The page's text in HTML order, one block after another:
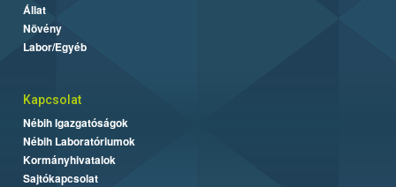
Állat
Növény
Labor/Egyéb
Kapcsolat
Nébih Igazgatóságok
Nébih Laboratóriumok
Kormányhivatalok
Sajtókapcsolat